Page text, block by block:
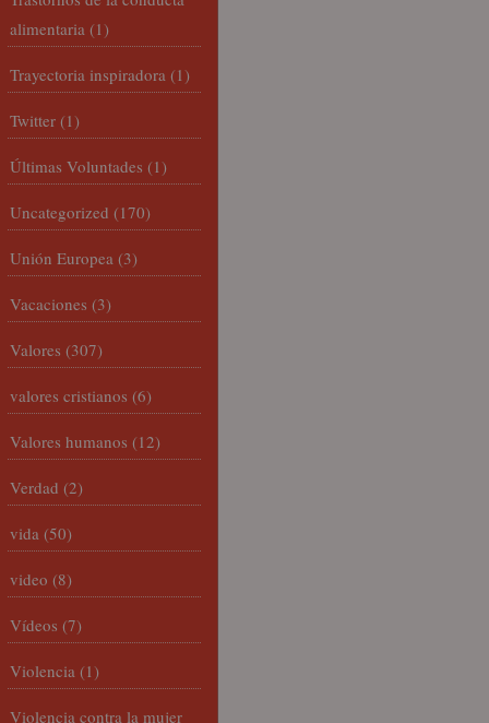
alimentaria (1)
Trayectoria inspiradora (1)
Twitter (1)
Últimas Voluntades (1)
Uncategorized (170)
Unión Europea (3)
Vacaciones (3)
Valores (307)
valores cristianos (6)
Valores humanos (12)
Verdad (2)
vida (50)
video (8)
Vídeos (7)
Violencia (1)
Violencia contra la mujer